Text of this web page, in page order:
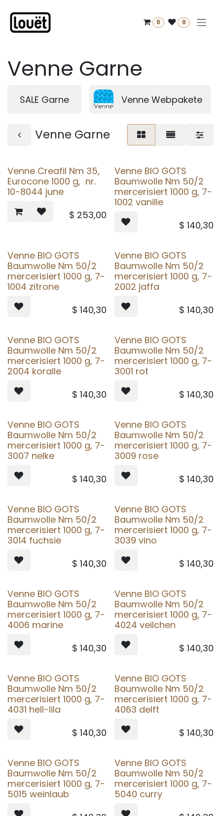
0 0
Venne Garne
SALE Garne Venne Webpakete
Venne Garne
Venne Creafil Nm 35,
Eurocone 1000 g, nr.
10-8044 june
$ 253,00
Venne BIO GOTS
Baumwolle Nm 50/2
mercerisiert 1000 g, 7-
1002 vanille
$ 140,30
Venne BIO GOTS
Baumwolle Nm 50/2
mercerisiert 1000 g, 7-
1004 zitrone
$ 140,30
Venne BIO GOTS
Baumwolle Nm 50/2
mercerisiert 1000 g, 7-
2002 jaffa
$ 140,30
Venne BIO GOTS
Baumwolle Nm 50/2
mercerisiert 1000 g, 7-
2004 koralle
$ 140,30
Venne BIO GOTS
Baumwolle Nm 50/2
mercerisiert 1000 g, 7-
3001 rot
$ 140,30
Venne BIO GOTS
Baumwolle Nm 50/2
mercerisiert 1000 g, 7-
3007 nelke
$ 140,30
Venne BIO GOTS
Baumwolle Nm 50/2
mercerisiert 1000 g, 7-
3009 rose
$ 140,30
Venne BIO GOTS
Baumwolle Nm 50/2
mercerisiert 1000 g, 7-
3014 fuchsie
$ 140,30
Venne BIO GOTS
Baumwolle Nm 50/2
mercerisiert 1000 g, 7-
3039 vino
$ 140,30
Venne BIO GOTS
Baumwolle Nm 50/2
mercerisiert 1000 g, 7-
4006 marine
$ 140,30
Venne BIO GOTS
Baumwolle Nm 50/2
mercerisiert 1000 g, 7-
4024 veilchen
$ 140,30
Venne BIO GOTS
Baumwolle Nm 50/2
mercerisiert 1000 g, 7-
4031 hell-lila
$ 140,30
Venne BIO GOTS
Baumwolle Nm 50/2
mercerisiert 1000 g, 7-
4063 delft
$ 140,30
Venne BIO GOTS
Baumwolle Nm 50/2
mercerisiert 1000 g, 7-
5015 weinlaub
Venne BIO GOTS
Baumwolle Nm 50/2
mercerisiert 1000 g, 7-
5040 curry